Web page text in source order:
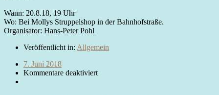
Wann: 20.8.18, 19 Uhr
Wo: Bei Mollys Struppelshop in der Bahnhofstraße.
Organisator: Hans-Peter Pohl
Veröffentlicht in: Allgemein
7. Juni 2018
Kommentare deaktiviert